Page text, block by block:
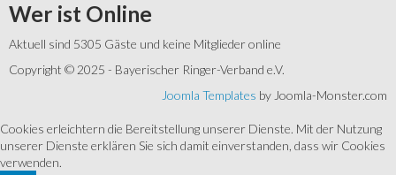
Wer ist Online
Aktuell sind 5305 Gäste und keine Mitglieder online
Copyright © 2025 - Bayerischer Ringer-Verband e.V.
Joomla Templates by Joomla-Monster.com
Cookies erleichtern die Bereitstellung unserer Dienste. Mit der Nutzung
unserer Dienste erklären Sie sich damit einverstanden, dass wir Cookies
verwenden.